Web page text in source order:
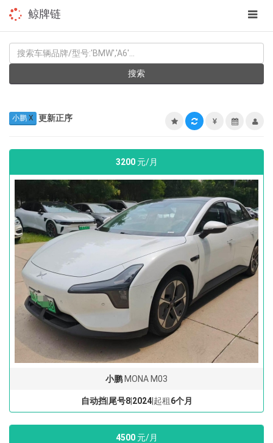
app
鲸牌链
KEYWORD
搜索
小鹏 X 更新正序
3200元/月
小鹏 MONA M03
自动挡| 尾号8| 2024|起租6个月
4500元/月